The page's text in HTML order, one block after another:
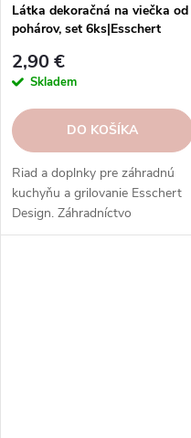
Látka dekoračná na viečka od
pohárov, set 6ks|Esschert
2,90 €
Skladem
DO KOŠÍKA
Riad a doplnky pre záhradnú
kuchyňu a grilovanie Esschert
Design. Záhradníctvo
inšpirované prírodou. Kvalitné a